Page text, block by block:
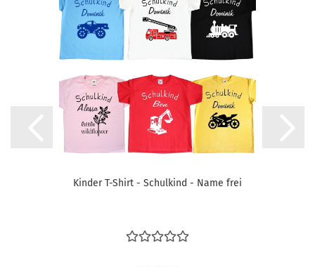
Kinder T-Shirt - Schulkind - Name frei